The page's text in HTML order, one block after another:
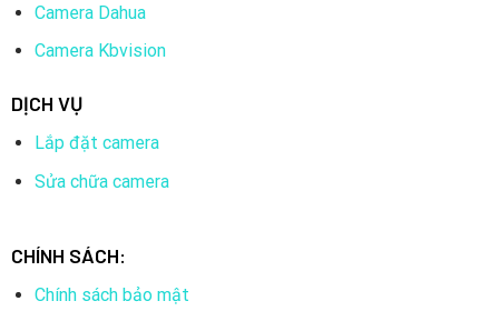
Camera Dahua
Camera Kbvision
DỊCH VỤ
Lắp đặt camera
Sửa chữa camera
CHÍNH SÁCH:
Chính sách bảo mật